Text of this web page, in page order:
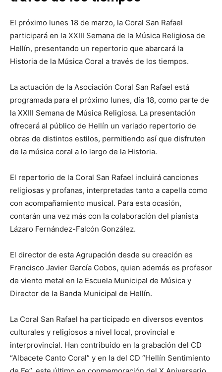
El próximo lunes 18 de marzo, la Coral San Rafael
participará en la XXIII Semana de la Música Religiosa de
Hellín, presentando un repertorio que abarcará la
Historia de la Música Coral a través de los tiempos.
La actuación de la Asociación Coral San Rafael está
programada para el próximo lunes, día 18, como parte de
la XXIII Semana de Música Religiosa. La presentación
ofrecerá al público de Hellín un variado repertorio de
obras de distintos estilos, permitiendo así que disfruten
de la música coral a lo largo de la Historia.
El repertorio de la Coral San Rafael incluirá canciones
religiosas y profanas, interpretadas tanto a capella como
con acompañamiento musical. Para esta ocasión,
contarán una vez más con la colaboración del pianista
Lázaro Fernández-Falcón González.
El director de esta Agrupación desde su creación es
Francisco Javier García Cobos, quien además es profesor
de viento metal en la Escuela Municipal de Música y
Director de la Banda Municipal de Hellín.
La Coral San Rafael ha participado en diversos eventos
culturales y religiosos a nivel local, provincial e
interprovincial. Han contribuido en la grabación del CD
“Albacete Canto Coral” y en la del CD “Hellín Sentimiento